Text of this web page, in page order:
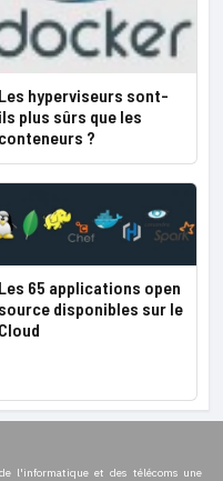
Les hyperviseurs sont-
ils plus sûrs que les
conteneurs ?
Les 65 applications open
source disponibles sur le
Cloud
l'informatique et des télécoms une